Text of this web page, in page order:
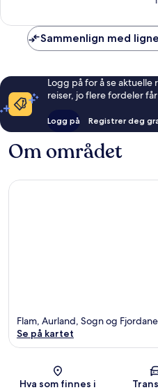
Sammenlign med
Logg på for å se
reiser, jo flere fordeler
Logg på Registrer deg
Om området
Flam, Aurland, Sogn og
Se på kartet
Hva som finnes i